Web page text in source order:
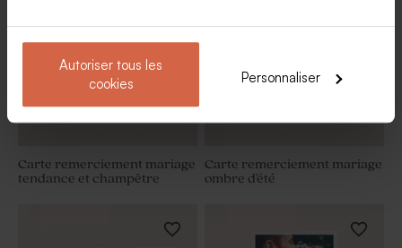
Autoriser tous les
cookies
Personnaliser
Carte remerciement mariage
tendance et champêtre
Carte remerciement mariage
ombre d'été